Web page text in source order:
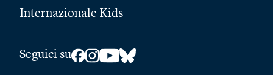
Internazionale Kids
Seguici su